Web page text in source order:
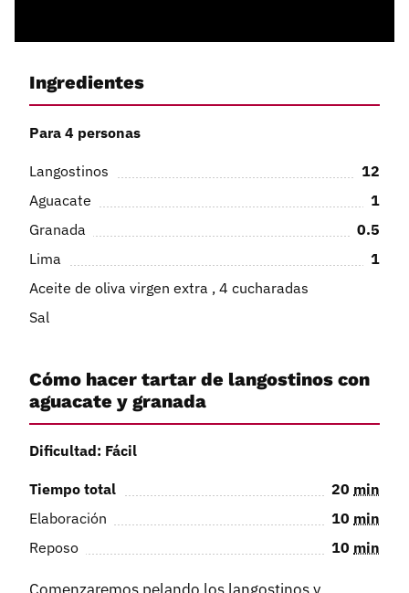
Ingredientes
Para 4 personas
Langostinos
12
Aguacate
1
Granada
0.5
Lima
1
Aceite de oliva virgen extra , 4 cucharadas
Sal
Cómo hacer tartar de langostinos con
aguacate y granada
Dificultad: Fácil
Tiempo total 20 min
Elaboración
10 min
Reposo
10 min